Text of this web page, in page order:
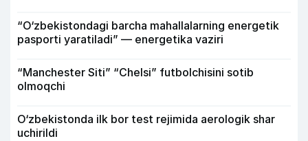
“O‘zbekistondagi barcha mahallalarning energetik
pasporti yaratiladi” — energetika vaziri
“Manchester Siti” “Chelsi” futbolchisini sotib
olmoqchi
O‘zbekistonda ilk bor test rejimida aerologik shar
uchirildi